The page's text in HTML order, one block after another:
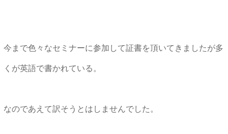
今まで色々なセミナーに参加して証書を頂いてきましたが多
くが英語で書かれている。
なのであえて訳そうとはしませんでした。